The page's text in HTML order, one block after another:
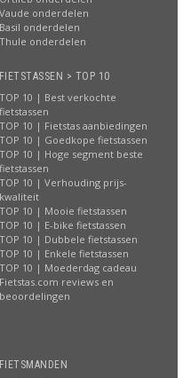
Vaude onderdelen
Basil onderdelen
Thule onderdelen
FIETSTASSEN > TOP 10
TOP 10 | Best verkochte
fietstassen
TOP 10 | Fietstas aanbiedingen
TOP 10 | Goedkope fietstassen
TOP 10 | Hoge segment beste
fietstassen
TOP 10 | Verhouding prijs-
kwaliteit
TOP 10 | Mooie fietstassen
TOP 10 | E-bike fietstassen
TOP 10 | Dubbele fietstassen
TOP 10 | Enkele fietstassen
TOP 10 | Moederdag cadeau
Fietstas.com reviews en
beoordelingen
FIETSMANDEN